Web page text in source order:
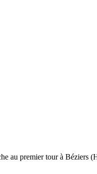
au premier tour à Béziers